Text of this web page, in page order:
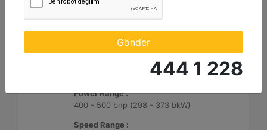
Power Range :
400 - 500 bhp (298 - 373 bkW)
Speed Range :
Gönder
444 1 228